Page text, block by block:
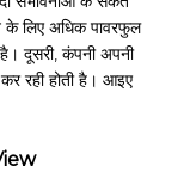
के लिए अधिक पावरफुल
दूसरी, कंपनी अपनी
रही होती है। आइए